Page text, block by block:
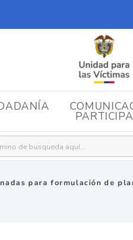
PARTICIPA
para formulación de